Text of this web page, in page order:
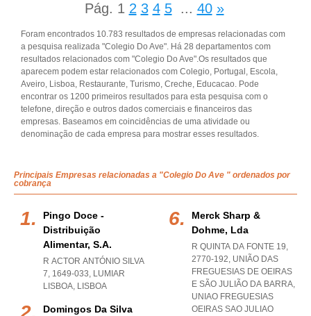
Pág. 1 2 3 4 5 ... 40 »
Foram encontrados 10.783 resultados de empresas relacionadas com
a pesquisa realizada "Colegio Do Ave". Há 28 departamentos com
resultados relacionados com "Colegio Do Ave".Os resultados que
aparecem podem estar relacionados com Colegio, Portugal, Escola,
Aveiro, Lisboa, Restaurante, Turismo, Creche, Educacao. Pode
encontrar os 1200 primeiros resultados para esta pesquisa com o
telefone, direção e outros dados comerciais e financeiros das
empresas. Baseamos em coincidências de uma atividade ou
denominação de cada empresa para mostrar esses resultados.
Principais Empresas relacionadas a "Colegio Do Ave " ordenados por
cobrança
Pingo Doce -
Distribuição
Alimentar, S.a.
R ACTOR ANTÓNIO SILVA
7, 1649-033, LUMIAR
LISBOA, LISBOA
Domingos Da Silva
Merck Sharp &
Dohme, Lda
R QUINTA DA FONTE 19,
2770-192, UNIÃO DAS
FREGUESIAS DE OEIRAS
E SÃO JULIÃO DA BARRA,
UNIAO FREGUESIAS
OEIRAS SAO JULIAO